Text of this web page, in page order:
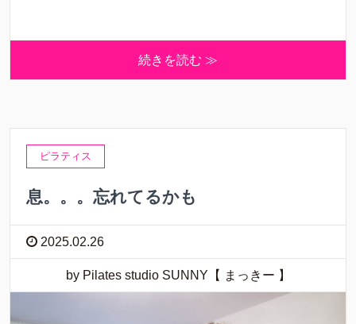
続きを読む ≫
ピラティス
息。。。忘れてるかも
2025.02.26
by Pilates studio SUNNY【 まっきー 】